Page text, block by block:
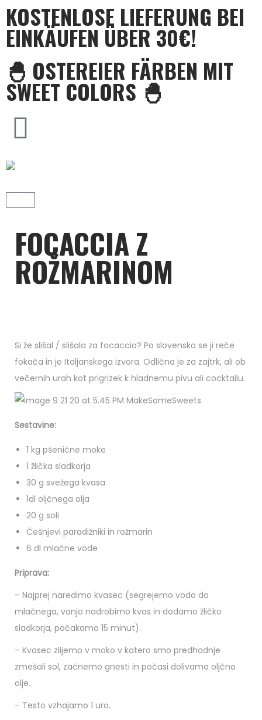
KOSTENLOSE LIEFERUNG BEI
EINKÄUFEN ÜBER 30€!
🐣 OSTEREIER FÄRBEN MIT
SWEET COLORS 🐣
FOCACCIA Z
ROŽMARINOM
Si že slišal / slišala za focaccio? Po slovensko se ji reče
fokača in je Italjanskega izvora. Odlična je za zajtrk, ali ob
večernih urah kot prigrizek k hladnemu pivu ali cocktailu.
Sestavine:
1 kg pšenične moke
1 žlička sladkorja
30 g svežega kvasa
1dl oljčnega olja
20 g soli
Češnjevi paradižniki in rožmarin
6 dl mlačne vode
Priprava:
– Najprej naredimo kvasec (segrejemo vodo do
mlačnega, vanjo nadrobimo kvas in dodamo žličko
sladkorja, počakamo 15 minut).
– Kvasec zlijemo v moko v katero smo predhodnje
zmešali sol, začnemo gnesti in počasi dolivamo oljčno
olje.
– Testo vzhajamo 1 uro.